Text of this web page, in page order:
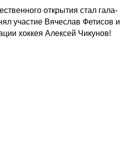
открытия стал гала-
участие Вячеслав Фетисов и
хоккея Алексей Чикунов!